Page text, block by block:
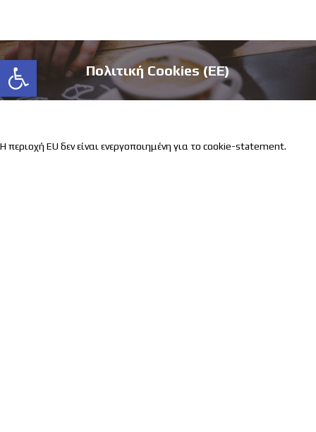
Ανοίξτε τη γραμμή εργαλείων
Πολιτική Cookies (ΕΕ)
Η περιοχή EU δεν είναι ενεργοποιημένη για το cookie-statement.